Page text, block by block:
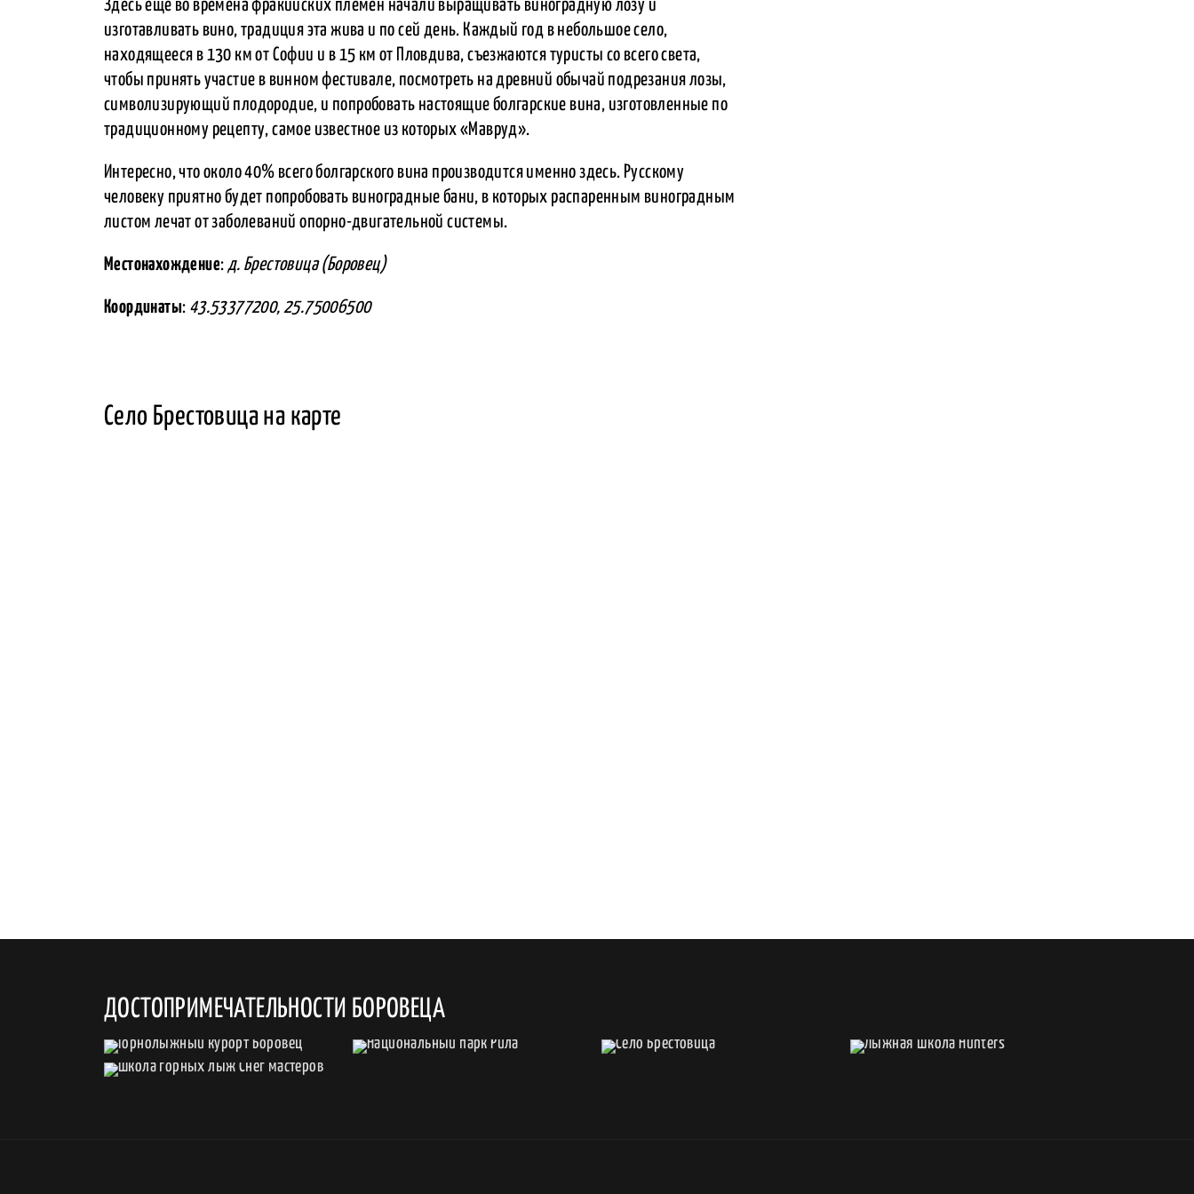
Здесь еще во времена фракийских племен начали выращивать виноградную лозу и
изготавливать вино, традиция эта жива и по сей день. Каждый год в небольшое село,
находящееся в 130 км от Софии и в 15 км от Пловдива, съезжаются туристы со всего света,
чтобы принять участие в винном фестивале, посмотреть на древний обычай подрезания лозы,
символизирующий плодородие, и попробовать настоящие болгарские вина, изготовленные по
традиционному рецепту, самое известное из которых «Мавруд».
Интересно, что около 40% всего болгарского вина производится именно здесь. Русскому
человеку приятно будет попробовать виноградные бани, в которых распаренным виноградным
листом лечат от заболеваний опорно-двигательной системы.
Местонахождение: д. Брестовица (Боровец)
Координаты: 43.53377200, 25.75006500
Село Брестовица на карте
ДОСТОПРИМЕЧАТЕЛЬНОСТИ БОРОВЕЦА